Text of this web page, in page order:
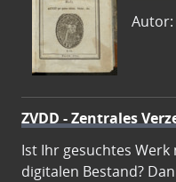
Autor:
ZVDD - Zentrales
Ist Ihr gesuchtes
digitalen Bestand?